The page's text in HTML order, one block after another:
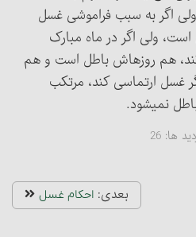
اگر به سبب فراموشی غسل
ولی اگر در ماه مبارک
هم روزه‏اش باطل است و هم
غسل ارتماسی کند، مرتکب
نمی‏شود.
ها: 26
بعدی: احکام غسل‏